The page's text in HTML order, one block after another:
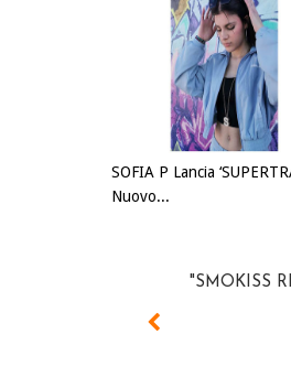
SOFIA P Lancia
Nuovo...
"SMOKISS